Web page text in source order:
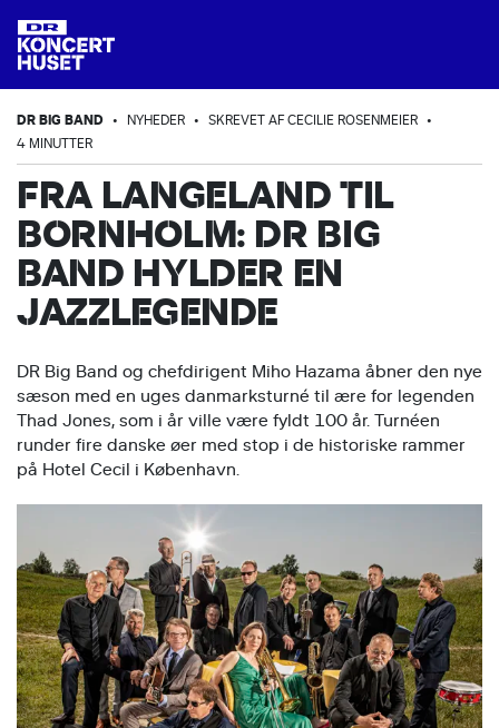
DR BIG BAND • NYHEDER • SKREVET AF CECILIE ROSENMEIER •
4 MINUTTER
FRA LANGELAND TIL
BORNHOLM: DR BIG
BAND HYLDER EN
JAZZLEGENDE
DR Big Band og chefdirigent Miho Hazama åbner den nye
sæson med en uges danmarksturné til ære for legenden
Thad Jones, som i år ville være fyldt 100 år. Turnéen
runder fire danske øer med stop i de historiske rammer
på Hotel Cecil i København.